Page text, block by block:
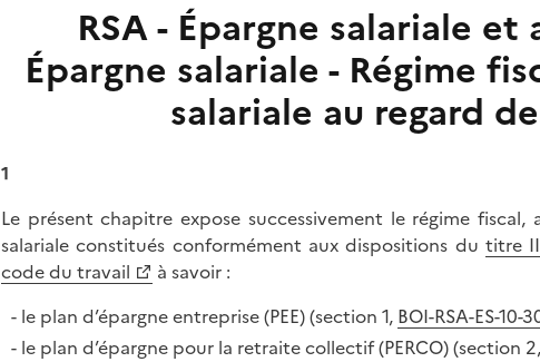
RSA - Épargne salariale
Épargne salariale - Régime
salariale au regard
1
Le présent chapitre expose successivement le régime fiscal,
salariale constitués conformément aux dispositions du titre
code du travail
à savoir :
le plan d’épargne entreprise (PEE) (section 1, BOI-RSA-ES-10-
le plan d’épargne pour la retraite collectif (PERCO) (section 2,